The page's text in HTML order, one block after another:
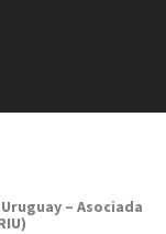
– Asociada